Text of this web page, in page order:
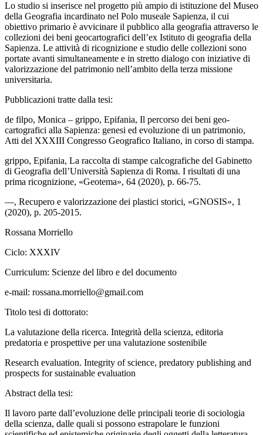
Lo studio si inserisce nel progetto più ampio di istituzione del Museo
della Geografia incardinato nel Polo museale Sapienza, il cui
obiettivo primario è avvicinare il pubblico alla geografia attraverso le
collezioni dei beni geocartografici dell’ex Istituto di geografia della
Sapienza. Le attività di ricognizione e studio delle collezioni sono
portate avanti simultaneamente e in stretto dialogo con iniziative di
valorizzazione del patrimonio nell’ambito della terza missione
universitaria.
Pubblicazioni tratte dalla tesi:
de filpo, Monica – grippo, Epifania, Il percorso dei beni geo-
cartografici alla Sapienza: genesi ed evoluzione di un patrimonio,
Atti del XXXIII Congresso Geografico Italiano, in corso di stampa.
grippo, Epifania, La raccolta di stampe calcografiche del Gabinetto
di Geografia dell’Università Sapienza di Roma. I risultati di una
prima ricognizione, «Geotema», 64 (2020), p. 66-75.
—, Recupero e valorizzazione dei plastici storici, «GNOSIS», 1
(2020), p. 205-2015.
Rossana Morriello
Ciclo: XXXIV
Curriculum: Scienze del libro e del documento
e-mail: rossana.morriello@gmail.com
Titolo tesi di dottorato:
La valutazione della ricerca. Integrità della scienza, editoria
predatoria e prospettive per una valutazione sostenibile
Research evaluation. Integrity of science, predatory publishing and
prospects for sustainable evaluation
Abstract della tesi:
Il lavoro parte dall’evoluzione delle principali teorie di sociologia
della scienza, dalle quali si possono estrapolare le funzioni